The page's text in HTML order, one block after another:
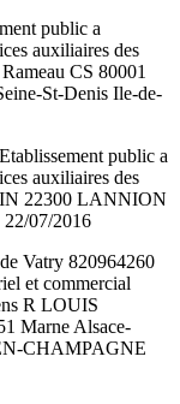
public a
auxiliaires des
CS 80001
St-Denis Ile-de-
public a
auxiliaires des
22300 LANNION
07/2016
Vatry 820964260
et commercial
R LOUIS
Marne Alsace-
CHAMPAGNE